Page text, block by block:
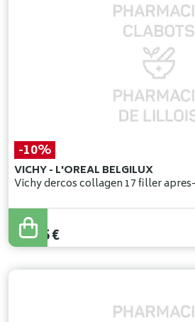
-10%
VICHY - L'OREAL BELGILUX
Vichy dercos collagen 17 filler
23,50
21,15€